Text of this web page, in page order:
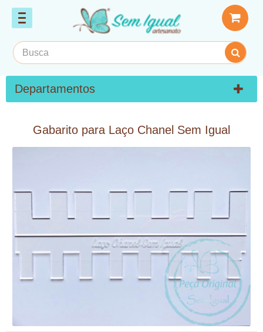
Departamentos
Gabarito para Laço Chanel Sem Igual